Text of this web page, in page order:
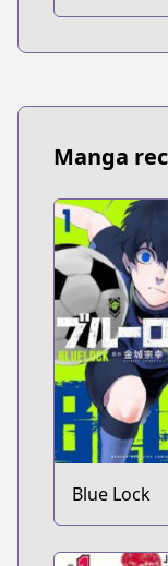
Manga
Blue Lock